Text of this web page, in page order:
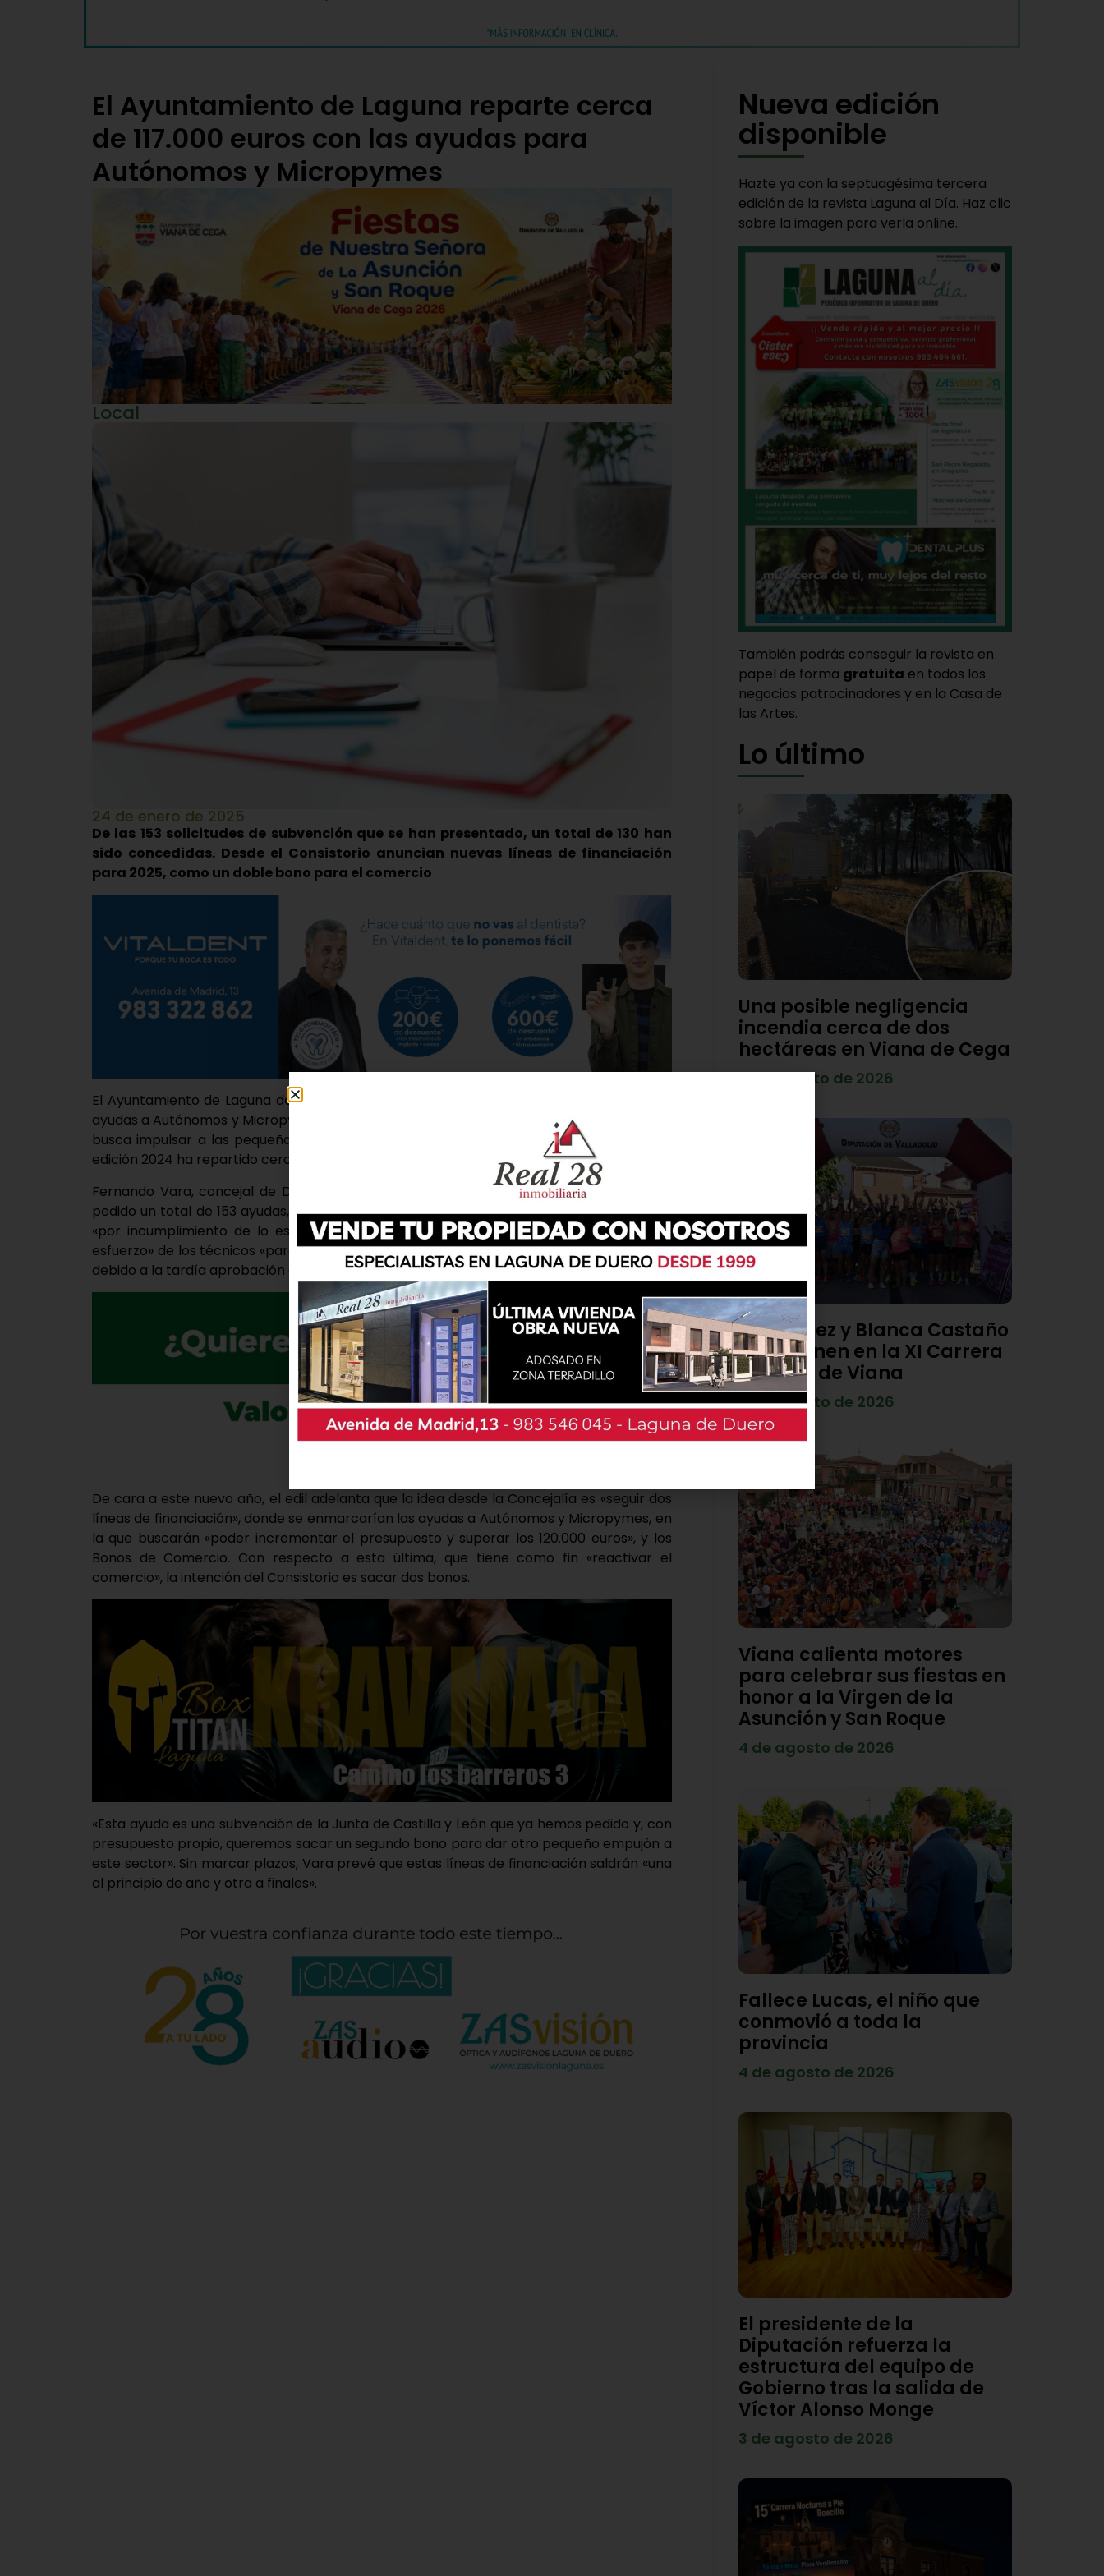
El Ayuntamiento de Laguna reparte cerca
de 117.000 euros con las ayudas para
Autónomos y Micropymes
Local
24 de enero de 2025
De las 153 solicitudes de subvención que se han presentado, un total de 130 han
sido concedidas. Desde el Consistorio anuncian nuevas líneas de financiación
para 2025, como un doble bono para el comercio
El Ayuntamiento de Laguna de Duero ha hecho público este viernes la concesión de las
ayudas a Autónomos y Micropymes, una inversión económica con la que el ejecutivo local
busca impulsar a las pequeñas y medianas empresas del municipio. En este sentido, la
edición 2024 ha repartido cerca de 117.000 euros de los 120.000 que se habían previsto.
Fernando Vara, concejal de Desarrollo Local, ha explicado que en esta ocasión se han
pedido un total de 153 ayudas, de las cuales se han concedido 130 y se han denegado 23
«por incumplimiento de lo establecido en las bases». Vara ha agradecido la «labor y
esfuerzo» de los técnicos «para acelerar este proceso con ese límite de tiempo y plazos
debido a la tardía aprobación de los presupuestos».
De cara a este nuevo año, el edil adelanta que la idea desde la Concejalía es «seguir dos
líneas de financiación», donde se enmarcarían las ayudas a Autónomos y Micropymes, en
la que buscarán «poder incrementar el presupuesto y superar los 120.000 euros», y los
Bonos de Comercio. Con respecto a esta última, que tiene como fin «reactivar el
comercio», la intención del Consistorio es sacar dos bonos.
«Esta ayuda es una subvención de la Junta de Castilla y León que ya hemos pedido y, con
presupuesto propio, queremos sacar un segundo bono para dar otro pequeño empujón a
este sector». Sin marcar plazos, Vara prevé que estas líneas de financiación saldrán «una
al principio de año y otra a finales».
Nueva edición
disponible
Hazte ya con la septuagésima tercera
edición de la revista Laguna al Día. Haz clic
sobre la imagen para verla online.
También podrás conseguir la revista en
papel de forma gratuita en todos los
negocios patrocinadores y en la Casa de
las Artes.
Lo último
Una posible negligencia
incendia cerca de dos
hectáreas en Viana de Cega
7 de agosto de 2026
Diego Díez y Blanca Castaño
se imponen en la XI Carrera
Popular de Viana
4 de agosto de 2026
Viana calienta motores
para celebrar sus fiestas en
honor a la Virgen de la
Asunción y San Roque
4 de agosto de 2026
Fallece Lucas, el niño que
conmovió a toda la
provincia
4 de agosto de 2026
El presidente de la
Diputación refuerza la
estructura del equipo de
Gobierno tras la salida de
Víctor Alonso Monge
3 de agosto de 2026